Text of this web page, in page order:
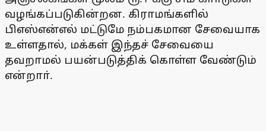
வழங்கப்படுகின்றன. கிராமங்களில்
பிஎஸ்என்எல் மட்டுமே நம்பகமான சேவையாக
உள்ளதால், மக்கள் இந்தச் சேவையை
தவறாமல் பயன்படுத்திக் கொள்ள வேண்டும்
என்றாா்.